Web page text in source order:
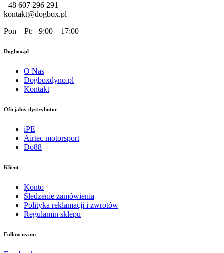
+48 607 296 291
kontakt@dogbox.pl
Pon – Pt: 9:00 – 17:00
Dogbox.pl
O Nas
Dogboxdyno.pl
Kontakt
Oficjalny dystrybutor
iPE
Airtec motorsport
Do88
Klient
Konto
Śledzenie zamówienia
Polityka reklamacji i zwrotów
Regulamin sklepu
Follow us on: